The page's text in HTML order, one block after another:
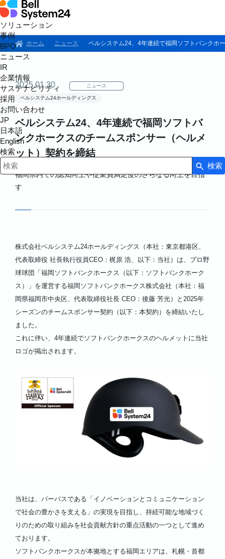
ソリューション
事例
BPO
ニュース
IR
企業情報
サステナビリティ
採用
お問い合わせ
JP
日本語
English
検索
検索キーワード入力
検索
ホーム ニュース ベルシステム24、4年連続で福岡ソフトバンクホ
2025.01.30 ニュース
ベルシステム24ホールディングス
ベルシステム24、4年連続で福岡ソフトバ
ンクホークスのチームスポンサー（ヘルメ
ット）契約を締結
福岡県内での認知向上や従業員満足度のさらなる向上を目指
す
株式会社ベルシステム24ホールディングス（本社：東京都港区、
代表取締役 社長執行役員CEO：梶原 浩、以下：当社）は、プロ野
球球団「福岡ソフトバンクホークス（以下：ソフトバンクホーク
ス）」を運営する福岡ソフトバンクホークス株式会社（本社：福
岡県福岡市中央区、代表取締役社長 CEO：後藤 芳光）と2025年
シーズンのチームスポンサー契約（以下：本契約）を締結いたし
ました。
これに伴い、4年連続でソフトバンクホークスのヘルメットに当社
ロゴが掲出されます。
当社は、パーパスである「イノベーションとコミュニケーション
で社会の豊かさを支える」の実現を目指し、持続可能な地域づく
りのための取り組みを社会貢献方針の重点活動の一つとして進め
ております。
ソフトバンクホークスが本拠地とする福岡エリアは、札幌・首都